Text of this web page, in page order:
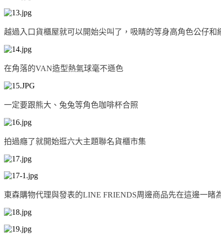
越過入口貨櫃屋就可以開始尖叫了，吸睛的等身高角色公仔和
在角落的VAN造型熱氣球毫不遜色
一定要跟熊大、兔兔等角色咖啡杯合照
拍過癮了就開始逛六大主題聯名貨櫃市集
東森購物代理與發表的LINE FRIENDS周邊商品先在這邊一睹